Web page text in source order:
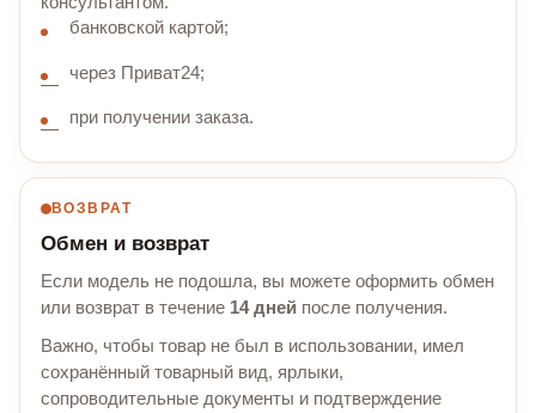
банковской картой;
через Приват24;
при получении заказа.
ВОЗВРАТ
Обмен и возврат
Если модель не подошла, вы можете оформить обмен
или возврат в течение 14 дней после получения.
Важно, чтобы товар не был в использовании, имел
сохранённый товарный вид, ярлыки,
сопроводительные документы и подтверждение